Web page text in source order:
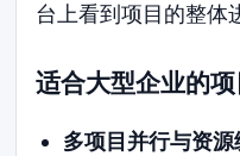
台上看到项目的整体
适合大型企业的
多项目并行与资源